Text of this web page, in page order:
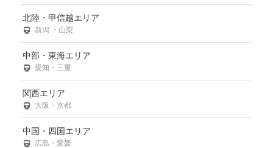
北陸・甲信越エリア
新潟 ・山梨
中部・東海エリア
愛知・三重
関西エリア
大阪・京都
中国・四国エリア
広島・愛媛